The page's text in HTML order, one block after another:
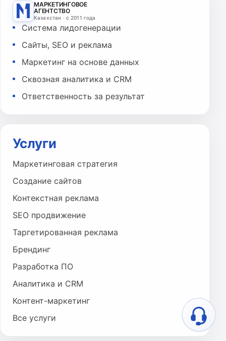
МАРКЕТИНГОВОЕ
АГЕНТСТВО
Казахстан · с 2011 года
Система лидогенерации
Сайты, SEO и реклама
Маркетинг на основе данных
Сквозная аналитика и CRM
Ответственность за результат
Услуги
Маркетинговая стратегия
Создание сайтов
Контекстная реклама
SEO продвижение
Таргетированная реклама
Брендинг
Разработка ПО
Аналитика и CRM
Контент-маркетинг
Все услуги